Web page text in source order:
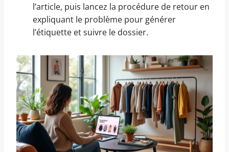
l’article, puis lancez la procédure de retour en
expliquant le problème pour générer
l’étiquette et suivre le dossier.